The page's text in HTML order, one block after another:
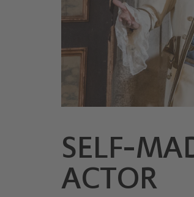
© Nikola Milatovic
SELF-
ACTOR